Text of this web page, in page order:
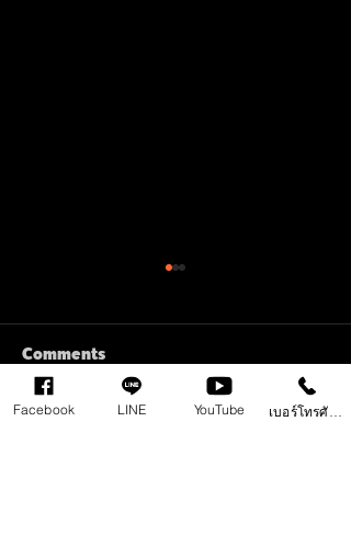
Comments
Facebook LINE YouTube